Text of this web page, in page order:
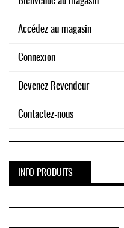
Accédez au magasin
Connexion
Devenez Revendeur
Contactez-nous
INFO PRODUITS